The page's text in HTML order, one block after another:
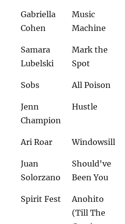
Gabriella
Cohen
Music
Machine
Samara
Lubelski
Mark the
Spot
Sobs All Poison
Jenn
Champion
Hustle
Ari Roar Windowsill
Juan
Solorzano
Should've
Been You
Spirit Fest
Anohito
(Till The